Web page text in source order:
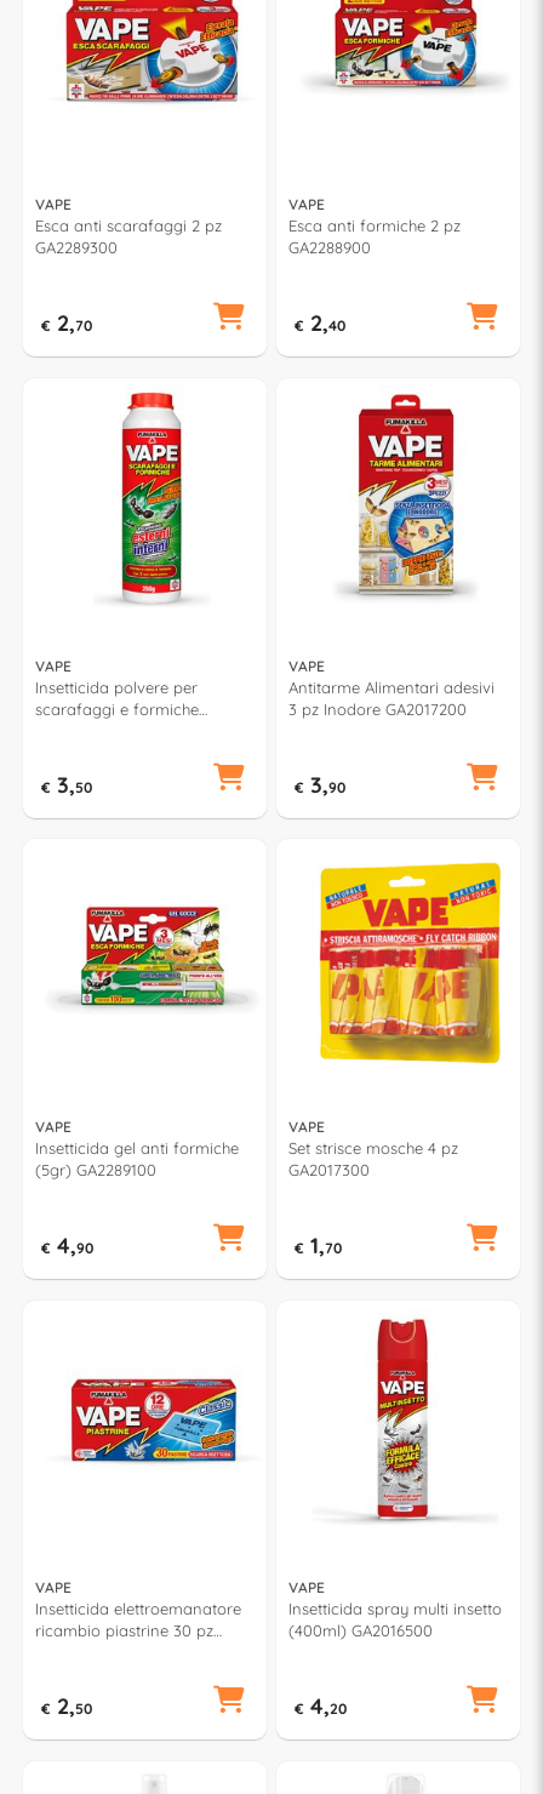
VAPE
Esca anti scarafaggi 2 pz
GA2289300
€ 2,70
VAPE
Esca anti formiche 2 pz
GA2288900
€ 2,40
VAPE
Insetticida polvere per
scarafaggi e formiche
€ 3,50
VAPE
Antitarme Alimentari adesivi
3 pz Inodore GA2017200
€ 3,90
VAPE
Insetticida gel anti formiche
(5gr) GA2289100
€ 4,90
VAPE
Set strisce mosche 4 pz
GA2017300
€ 1,70
VAPE
Insetticida elettroemanatore
ricambio piastrine 30 pz
€ 2,50
VAPE
Insetticida spray multi insetto
(400ml) GA2016500
€ 4,20